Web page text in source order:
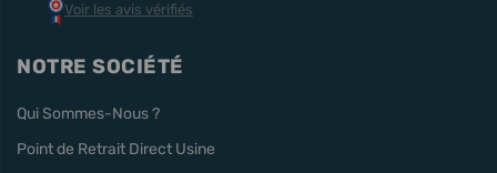
Voir les avis vérifiés
NOTRE SOCIÉTÉ
Qui Sommes-Nous ?
Point de Retrait Direct Usine